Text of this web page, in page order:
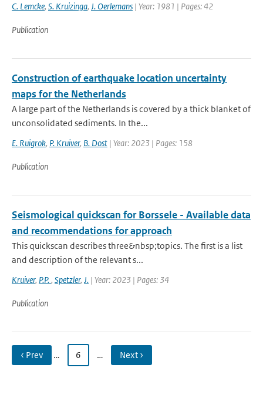
C. Lemcke, S. Kruizinga, J. Oerlemans | Year: 1981 | Pages: 42
Publication
Construction of earthquake location uncertainty
maps for the Netherlands
A large part of the Netherlands is covered by a thick blanket of
unconsolidated sediments. In the...
E. Ruigrok, P. Kruiver, B. Dost | Year: 2023 | Pages: 158
Publication
Seismological quickscan for Borssele - Available data
and recommendations for approach
This quickscan describes three&nbsp;topics. The first is a list
and description of the relevant s...
Kruiver, P.P., Spetzler, J. | Year: 2023 | Pages: 34
Publication
‹ Prev … 6 … Next ›